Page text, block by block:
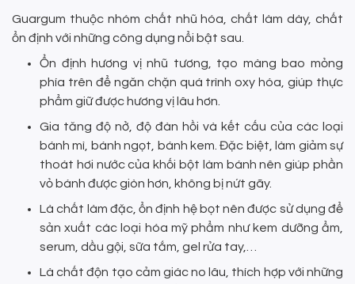
Guargum thuộc nhóm chất nhũ hóa, chất làm dày, chất
ổn định với những công dụng nổi bật sau.
Ổn định hương vị nhũ tương, tạo màng bao mỏng
phía trên để ngăn chặn quá trình oxy hóa, giúp thực
phẩm giữ được hương vị lâu hơn.
Gia tăng độ nở, độ đàn hồi và kết cấu của các loại
bánh mì, bánh ngọt, bánh kem. Đặc biệt, làm giảm sự
thoát hơi nước của khối bột làm bánh nên giúp phần
vỏ bánh được giòn hơn, không bị nứt gãy.
Là chất làm đặc, ổn định hệ bọt nên được sử dụng để
sản xuất các loại hóa mỹ phẩm như kem dưỡng ẩm,
serum, dầu gội, sữa tắm, gel rửa tay,…
Là chất độn tạo cảm giác no lâu, thích hợp với những